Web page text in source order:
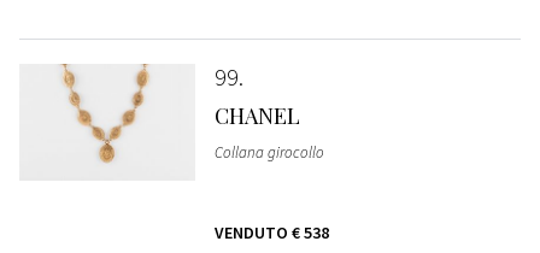
99
CHANEL
Collana girocollo
VENDUTO € 538